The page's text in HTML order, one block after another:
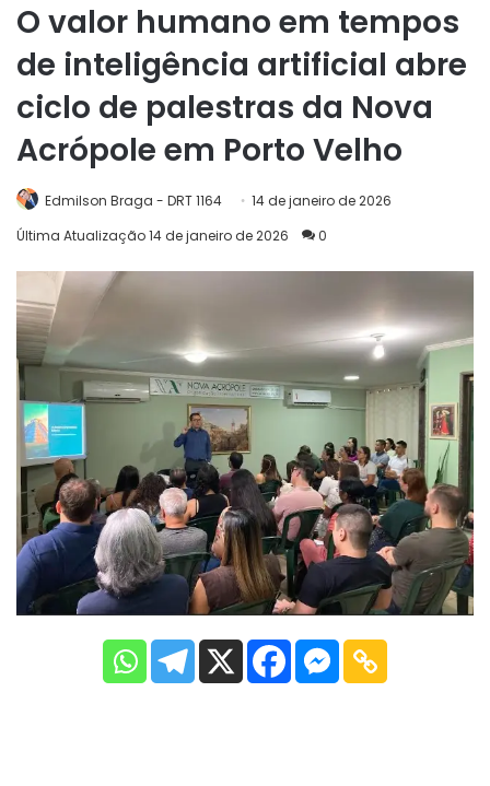
O valor humano em tempos
de inteligência artificial abre
ciclo de palestras da Nova
Acrópole em Porto Velho
Edmilson Braga - DRT 1164
14 de janeiro de 2026
Última Atualização 14 de janeiro de 2026
0